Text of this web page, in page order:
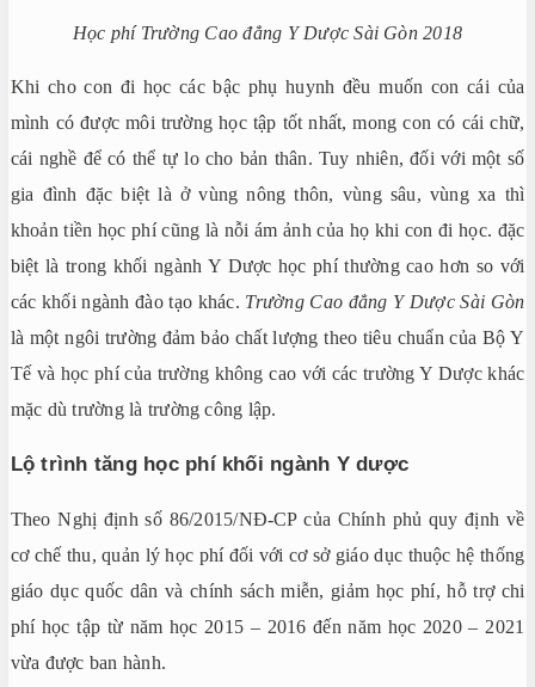
Học phí Trường Cao đẳng Y Dược Sài Gòn 2018
Khi cho con đi học các bậc phụ huynh đều muốn con cái của
mình có được môi trường học tập tốt nhất, mong con có cái chữ,
cái nghề để có thể tự lo cho bản thân. Tuy nhiên, đối với một số
gia đình đặc biệt là ở vùng nông thôn, vùng sâu, vùng xa thì
khoản tiền học phí cũng là nỗi ám ảnh của họ khi con đi học. đặc
biệt là trong khối ngành Y Dược học phí thường cao hơn so với
các khối ngành đào tạo khác. Trường Cao đẳng Y Dược Sài Gòn
là một ngôi trường đảm bảo chất lượng theo tiêu chuẩn của Bộ Y
Tế và học phí của trường không cao với các trường Y Dược khác
mặc dù trường là trường công lập.
Lộ trình tăng học phí khối ngành Y dược
Theo Nghị định số 86/2015/NĐ-CP của Chính phủ quy định về
cơ chế thu, quản lý học phí đối với cơ sở giáo dục thuộc hệ thống
giáo dục quốc dân và chính sách miễn, giảm học phí, hỗ trợ chi
phí học tập từ năm học 2015 – 2016 đến năm học 2020 – 2021
vừa được ban hành.